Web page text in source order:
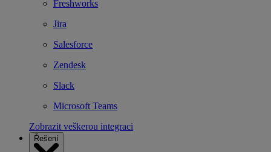
Freshworks
Jira
Salesforce
Zendesk
Slack
Microsoft Teams
Zobrazit veškerou integraci
Řešení